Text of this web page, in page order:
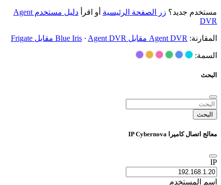
مستخدم جديد؟ زر الصفحة الرئيسية أو اقرأ
دليل مستخدم Agent
DVR
المقارنة: Agent DVR مقابل Blue Iris · Agent DVR مقابل Frigate
السمة:
البحث
البحث
معالج اتصال كاميرا IP Cybernova
IP
اسم المستخدم